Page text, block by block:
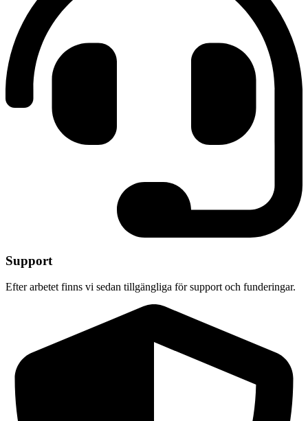
Support
Efter arbetet finns vi sedan tillgängliga för support och funderingar.